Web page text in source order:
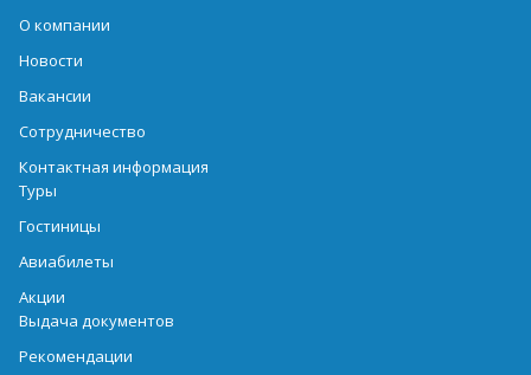
О компании
Новости
Вакансии
Сотрудничество
Контактная информация
Туры
Гостиницы
Авиабилеты
Акции
Выдача документов
Рекомендации